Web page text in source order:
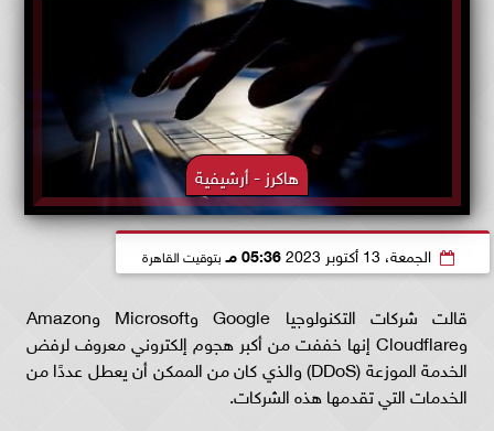
هاكرز - أرشيفية
الجمعة، 13 أكتوبر 2023 05:36 مـ بتوقيت القاهرة
قالت شركات التكنولوجيا Google وMicrosoft وAmazon
وCloudflare إنها خففت من أكبر هجوم إلكتروني معروف لرفض
الخدمة الموزعة (DDoS) والذي كان من الممكن أن يعطل عددًا من
الخدمات التي تقدمها هذه الشركات.